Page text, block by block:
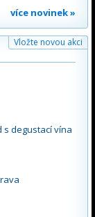
více novinek »
Vložte novou akci
s degustací vína